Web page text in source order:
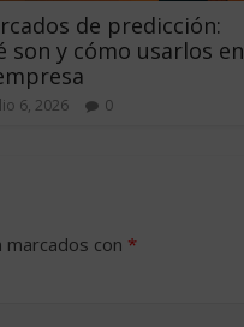
de predicción:
son y cómo usarlos en
6, 2026 0
con *